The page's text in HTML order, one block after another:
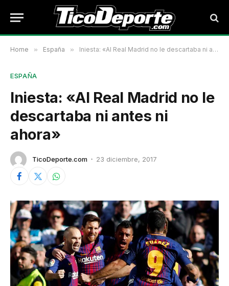
Home » España » Iniesta: «Al Real Madrid no le descartaba ni antes ni ahora»
ESPAÑA
Iniesta: «Al Real Madrid no le
descartaba ni antes ni
ahora»
TicoDeporte.com 23 diciembre, 2017